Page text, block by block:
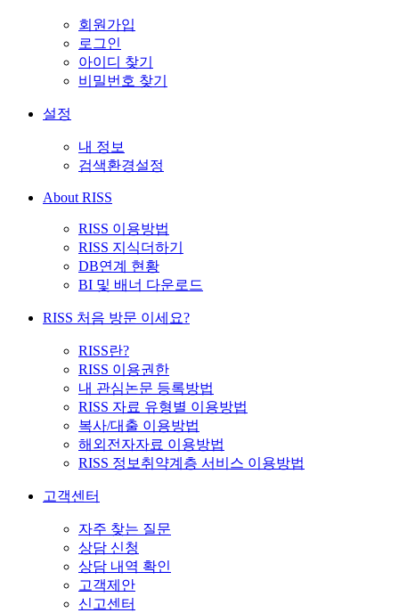
회원가입
로그인
아이디 찾기
비밀번호 찾기
설정
내 정보
검색환경설정
About RISS
RISS 이용방법
RISS 지식더하기
DB연계 현황
BI 및 배너 다운로드
RISS 처음 방문 이세요?
RISS란?
RISS 이용권한
내 관심논문 등록방법
RISS 자료 유형별 이용방법
복사/대출 이용방법
해외전자자료 이용방법
RISS 정보취약계층 서비스 이용방법
고객센터
자주 찾는 질문
상담 신청
상담 내역 확인
고객제안
신고센터